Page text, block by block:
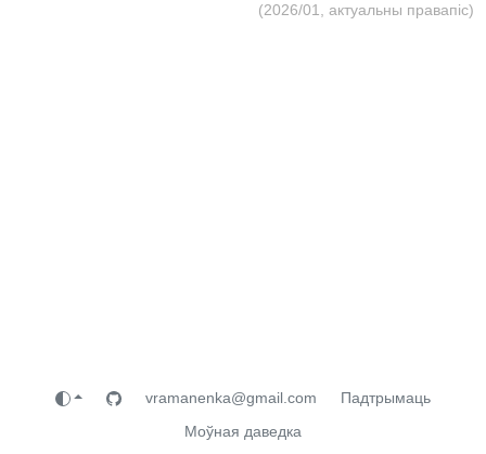
(2026/01, актуальны правапіс)
vramanenka@gmail.com
Падтрымаць
Моўная даведка